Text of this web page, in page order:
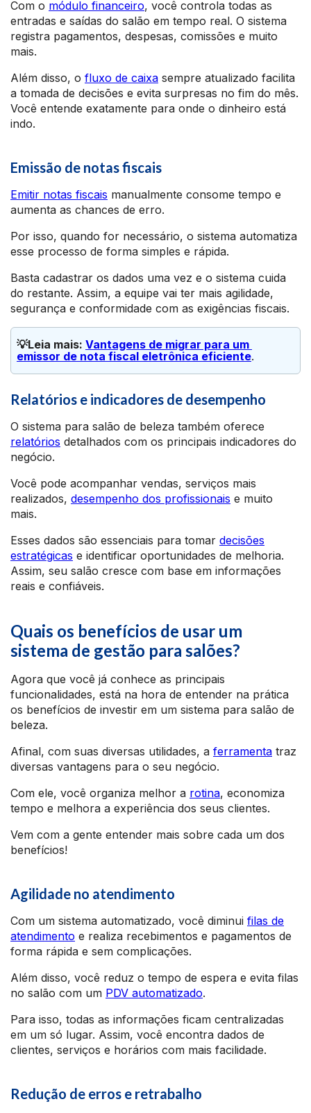
Com o módulo financeiro, você controla todas as
entradas e saídas do salão em tempo real. O sistema
registra pagamentos, despesas, comissões e muito
mais.
Além disso, o fluxo de caixa sempre atualizado facilita
a tomada de decisões e evita surpresas no fim do mês.
Você entende exatamente para onde o dinheiro está
indo.
Emissão de notas fiscais
Emitir notas fiscais manualmente consome tempo e
aumenta as chances de erro.
Por isso, quando for necessário, o sistema automatiza
esse processo de forma simples e rápida.
Basta cadastrar os dados uma vez e o sistema cuida
do restante. Assim, a equipe vai ter mais agilidade,
segurança e conformidade com as exigências fiscais.
💡Leia mais: Vantagens de migrar para um
emissor de nota fiscal eletrônica eficiente.
Relatórios e indicadores de desempenho
O sistema para salão de beleza também oferece
relatórios detalhados com os principais indicadores do
negócio.
Você pode acompanhar vendas, serviços mais
realizados, desempenho dos profissionais e muito
mais.
Esses dados são essenciais para tomar decisões
estratégicas e identificar oportunidades de melhoria.
Assim, seu salão cresce com base em informações
reais e confiáveis.
Quais os benefícios de usar um
sistema de gestão para salões?
Agora que você já conhece as principais
funcionalidades, está na hora de entender na prática
os benefícios de investir em um sistema para salão de
beleza.
Afinal, com suas diversas utilidades, a ferramenta traz
diversas vantagens para o seu negócio.
Com ele, você organiza melhor a rotina, economiza
tempo e melhora a experiência dos seus clientes.
Vem com a gente entender mais sobre cada um dos
benefícios!
Agilidade no atendimento
Com um sistema automatizado, você diminui filas de
atendimento e realiza recebimentos e pagamentos de
forma rápida e sem complicações.
Além disso, você reduz o tempo de espera e evita filas
no salão com um PDV automatizado.
Para isso, todas as informações ficam centralizadas
em um só lugar. Assim, você encontra dados de
clientes, serviços e horários com mais facilidade.
Redução de erros e retrabalho